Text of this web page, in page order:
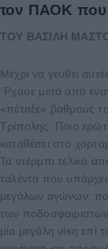
τον ΠΑΟΚ που
ΤΟΥ ΒΑΣΙΛΗ
Μέχρι να γευθεί
΄Ρχασε μετά από
«πέταξε» βαθμούς
Τρίπολης. Ποιο
καταθέσει στο
Τα ντέρμπι τελικά
ταλέντο που
μεγάλων αγώνων,
των
μία μεγάλη νίκη επί